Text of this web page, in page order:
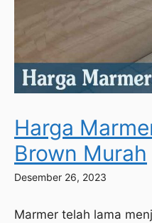
Harga
Brown Murah
Desember 26, 2023
Marmer telah lama